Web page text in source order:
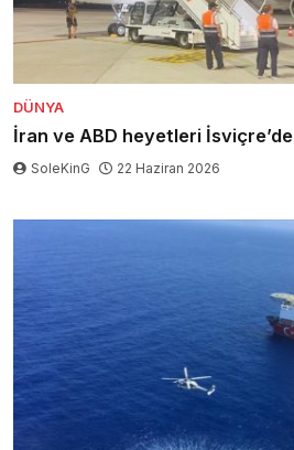
DÜNYA
İran ve ABD heyetleri İsviçre’de
SoleKinG 22 Haziran 2026